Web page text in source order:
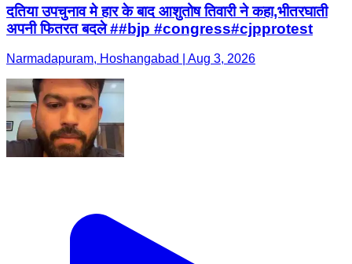
दतिया उपचुनाव मे हार के बाद आशुतोष तिवारी ने कहा,भीतरघाती
अपनी फितरत बदले ##bjp #congress#cjpprotest
Narmadapuram, Hoshangabad | Aug 3, 2026